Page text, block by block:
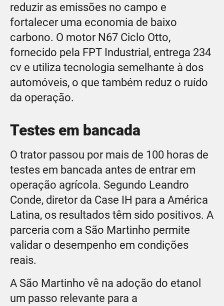
reduzir as emissões no campo e
fortalecer uma economia de baixo
carbono. O motor N67 Ciclo Otto,
fornecido pela FPT Industrial, entrega 234
cv e utiliza tecnologia semelhante à dos
automóveis, o que também reduz o ruído
da operação.
Testes em bancada
O trator passou por mais de 100 horas de
testes em bancada antes de entrar em
operação agrícola. Segundo Leandro
Conde, diretor da Case IH para a América
Latina, os resultados têm sido positivos. A
parceria com a São Martinho permite
validar o desempenho em condições
reais.
A São Martinho vê na adoção do etanol
um passo relevante para a